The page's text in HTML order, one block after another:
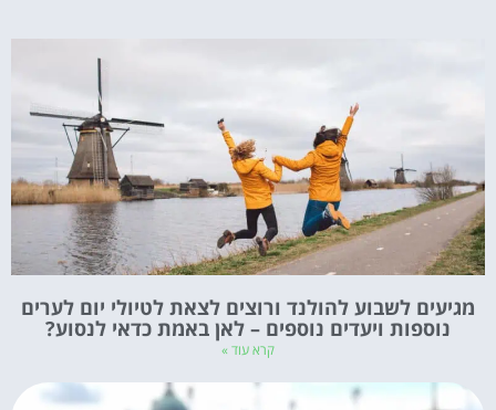
מגיעים לשבוע להולנד ורוצים לצאת לטיולי יום לערים
נוספות ויעדים נוספים – לאן באמת כדאי לנסוע?
קרא עוד »